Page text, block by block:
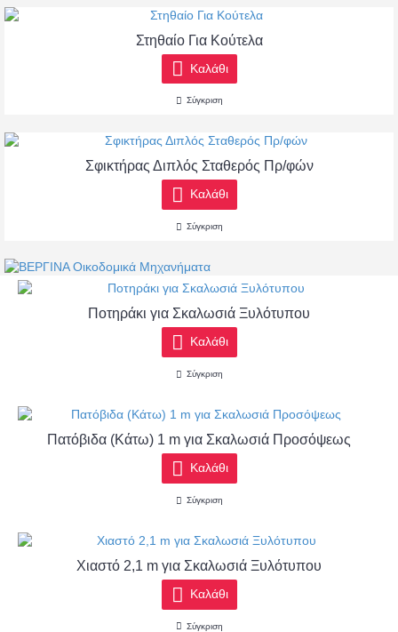
Στηθαίο Για Κούτελα
Καλάθι
Σύγκριση
Σφικτήρας Διπλός Σταθερός Πρ/φών
Καλάθι
Σύγκριση
Ποτηράκι για Σκαλωσιά Ξυλότυπου
Καλάθι
Σύγκριση
Πατόβιδα (Κάτω) 1 m για Σκαλωσιά Προσόψεως
Καλάθι
Σύγκριση
Χιαστό 2,1 m για Σκαλωσιά Ξυλότυπου
Καλάθι
Σύγκριση